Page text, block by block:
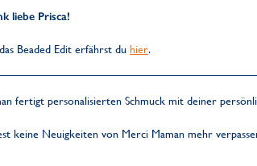
liebe Prisca!
Beaded Edit erfährst du hier.
fertigt personalisierten Schmuck mit deiner
keine Neuigkeiten von Merci Maman mehr